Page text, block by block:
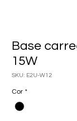
Base
15W
SKU: E2U-W12
Cor *